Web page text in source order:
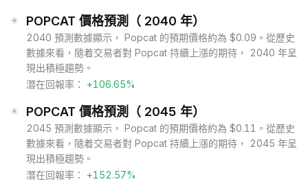
POPCAT 價格預測（ 2040 年）
2040 預測數據顯示， Popcat 的預期價格約為 $0.09。從歷史
數據來看，隨着交易者對 Popcat 持續上漲的期待， 2040 年呈
現出積極趨勢。
潛在回報率：
+106.65%
POPCAT 價格預測（ 2045 年）
2045 預測數據顯示， Popcat 的預期價格約為 $0.11。從歷史
數據來看，隨着交易者對 Popcat 持續上漲的期待， 2045 年呈
現出積極趨勢。
潛在回報率：
+152.57%